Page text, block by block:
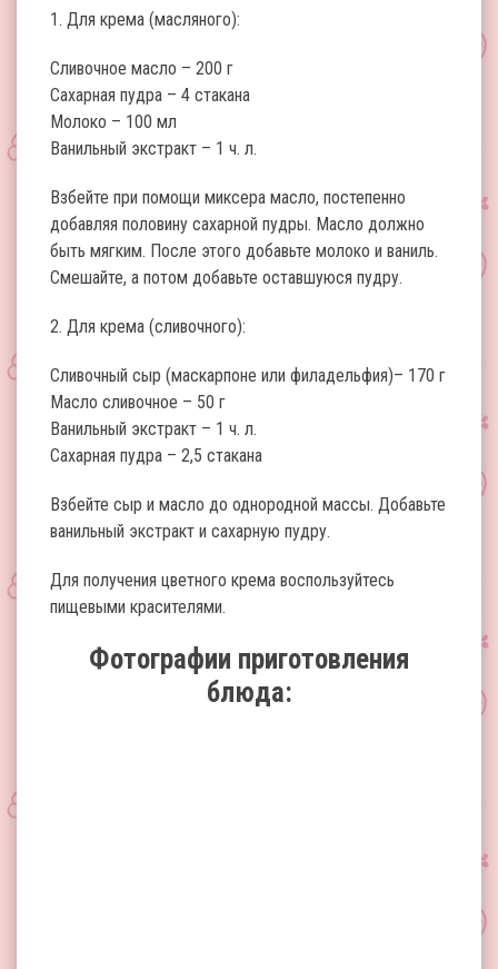
1. Для крема (масляного):
Сливочное масло – 200 г
Сахарная пудра – 4 стакана
Молоко – 100 мл
Ванильный экстракт – 1 ч. л.
Взбейте при помощи миксера масло, постепенно
добавляя половину сахарной пудры. Масло должно
быть мягким. После этого добавьте молоко и ваниль.
Смешайте, а потом добавьте оставшуюся пудру.
2. Для крема (сливочного):
Сливочный сыр (маскарпоне или филадельфия)– 170 г
Масло сливочное – 50 г
Ванильный экстракт – 1 ч. л.
Сахарная пудра – 2,5 стакана
Взбейте сыр и масло до однородной массы. Добавьте
ванильный экстракт и сахарную пудру.
Для получения цветного крема воспользуйтесь
пищевыми красителями.
Фотографии приготовления
блюда: